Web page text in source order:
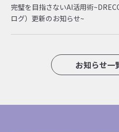
完璧を目指さないAI活用術
ログ）更新のお知らせ~
お知らせ一